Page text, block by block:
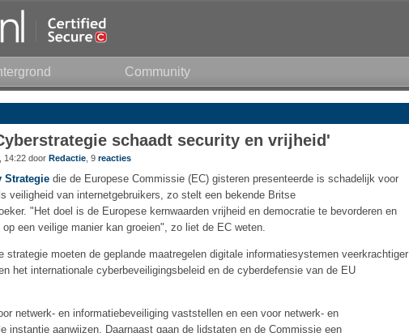
Community
schaadt security en vrijheid'
14:22 door Redactie , 9 reacties
Strategie die de Europese Commissie (EC) gisteren presenteerde is schadelijk voor
veiligheid van internetgebruikers, zo stelt een bekende Britse
"Het doel is de Europese kernwaarden vrijheid en democratie te bevorderen en
een veilige manier kan groeien", zo liet de EC weten.
strategie moeten de geplande maatregelen digitale informatiesystemen veerkrachtiger
het internationale cyberbeveiligingsbeleid en de cyberdefensie van de EU
netwerk- en informatiebeveiliging vaststellen en een voor netwerk- en
instantie aanwijzen. Daarnaast gaan de lidstaten en de Commissie een